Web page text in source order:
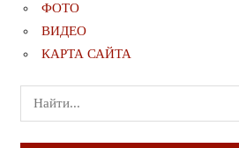
ФОТО
ВИДЕО
КАРТА САЙТА
Поиск
для: